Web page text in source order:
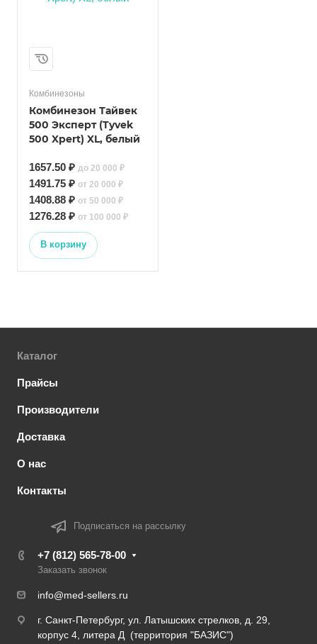
Комбинезоны
Комбинезон Тайвек
500 Эксперт (Tyvek
500 Xpert) XL, белый
1657.50 ₽ до 20 000 ₽
1491.75 ₽ от 20 000 ₽
1408.88 ₽ от 50 000 ₽
1276.28 ₽ от 100 000 ₽
В корзину
Каталог
Прайсы
Производители
Доставка
О нас
Контакты
Подписаться на рассылку
+7 (812) 565-78-00
Заказать звонок
info@med-sellers.ru
г. Санкт-Петербург, ул. Латышских стрелков, д. 29,
корпус 4, литера Д (территория "БАЗИС")